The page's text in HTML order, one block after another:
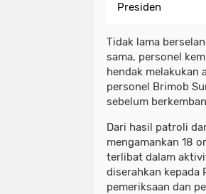
Presiden
Tidak lama
sama, personel
hendak melakukan
personel Brimob
sebelum
Dari hasil patroli
mengamankan 18
terlibat dalam
diserahkan kepada
pemeriksaan dan